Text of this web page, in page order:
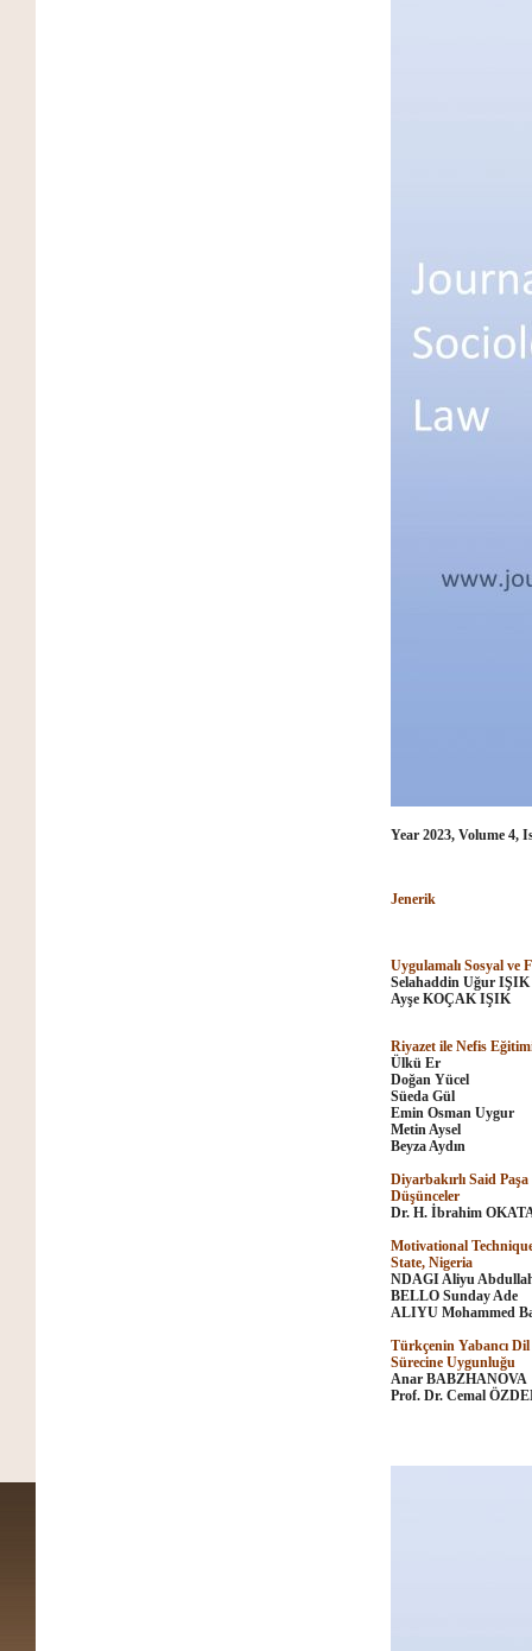
Year 2023, Volume 4,
Jenerik
Uygulamalı Sosyal ve
Selahaddin Uğur IŞIK
Ayşe KOÇAK IŞIK
Riyazet ile Nefis
Ülkü Er
Doğan Yücel
Süeda Gül
Emin Osman Uygur
Metin Aysel
Beyza Aydın
Diyarbakırlı Said
Düşünceler
Dr. H. İbrahim
Motivational
State, Nigeria
NDAGI Aliyu
BELLO Sunday Ade
ALIYU Mohammed
Türkçenin Yabancı
Sürecine Uygunluğu
Anar BABZHANOVA
Prof. Dr. Cemal